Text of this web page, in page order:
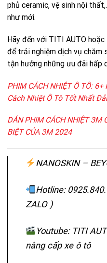
phủ ceramic, vệ sinh nội
như mới.
Hãy đến với TITI AUTO
để trải nghiệm dịch vụ chăm
tận hưởng những ưu đãi hấp
PHIM CÁCH NHIỆT Ô TÔ:
Cách Nhiệt Ô Tô Tốt Nhất
DÁN PHIM CÁCH NHIỆT 3M
BIỆT CỦA 3M 2024
NANOSKIN –
Hotline:
ZALO )
Youtube: TITI
nâng cấp xe ô tô